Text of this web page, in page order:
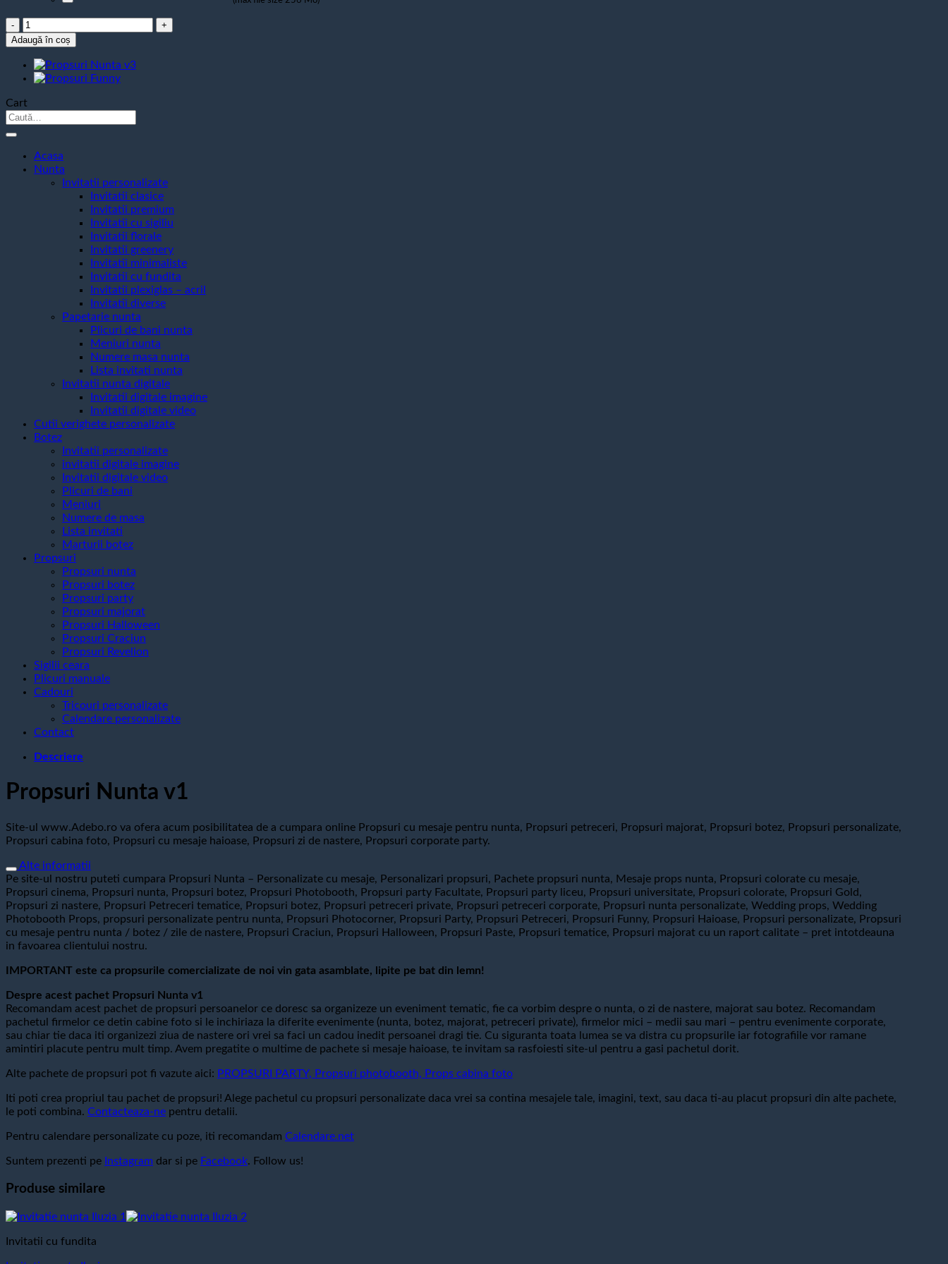
Cantitate
Propsuri
Nunta
v1
Adaugă în coș
Cart
Caută
Acasa
Nunta
Invitatii personalizate
Invitatii clasice
Invitatii premium
Invitatii cu sigiliu
Invitatii florale
Invitatii greenery
Invitatii minimaliste
Invitatii cu fundita
Invitatii plexiglas – acril
Invitatii diverse
Papetarie nunta
Plicuri de bani nunta
Meniuri nunta
Numere masa nunta
Lista invitati nunta
Invitatii nunta digitale
Invitatii digitale imagine
Invitatii digitale video
Cutii verighete personalizate
Botez
Invitatii personalizate
invitatii digitale imagine
Invitatii digitale video
Plicuri de bani
Meniuri
Numere de masa
Lista invitati
Marturii botez
Propsuri
Propsuri nunta
Propsuri botez
Propsuri party
Propsuri majorat
Propsuri Halloween
Propsuri Craciun
Propsuri Revelion
Sigilii ceara
Plicuri manuale
Cadouri
Tricouri personalizate
Calendare personalizate
Contact
Descriere
Propsuri Nunta v1
Site-ul www.Adebo.ro va ofera acum posibilitatea de a cumpara online Propsuri cu mesaje pentru nunta, Propsuri petreceri, Propsuri majorat, Propsuri botez, Propsuri personalizate,
Propsuri cabina foto, Propsuri cu mesaje haioase, Propsuri zi de nastere, Propsuri corporate party.
Alte informatii
Pe site-ul nostru puteti cumpara Propsuri Nunta – Personalizate cu mesaje, Personalizari propsuri, Pachete propsuri nunta, Mesaje props nunta, Propsuri colorate cu mesaje,
Propsuri cinema, Propsuri nunta, Propsuri botez, Propsuri Photobooth, Propsuri party Facultate, Propsuri party liceu, Propsuri universitate, Propsuri colorate, Propsuri Gold,
Propsuri zi nastere, Propsuri Petreceri tematice, Propsuri botez, Propsuri petreceri private, Propsuri petreceri corporate, Propsuri nunta personalizate, Wedding props, Wedding
Photobooth Props, propsuri personalizate pentru nunta, Propsuri Photocorner, Propsuri Party, Propsuri Petreceri, Propsuri Funny, Propsuri Haioase, Propsuri personalizate, Propsuri
cu mesaje pentru nunta / botez / zile de nastere, Propsuri Craciun, Propsuri Halloween, Propsuri Paste, Propsuri tematice, Propsuri majorat cu un raport calitate – pret intotdeauna
in favoarea clientului nostru.
IMPORTANT este ca propsurile comercializate de noi vin gata asamblate, lipite pe bat din lemn!
Despre acest pachet Propsuri Nunta v1
Recomandam acest pachet de propsuri persoanelor ce doresc sa organizeze un eveniment tematic, fie ca vorbim despre o nunta, o zi de nastere, majorat sau botez. Recomandam
pachetul firmelor ce detin cabine foto si le inchiriaza la diferite evenimente (nunta, botez, majorat, petreceri private), firmelor mici – medii sau mari – pentru evenimente corporate,
sau chiar tie daca iti organizezi ziua de nastere ori vrei sa faci un cadou inedit persoanei dragi tie. Cu siguranta toata lumea se va distra cu propsurile iar fotografiile vor ramane
amintiri placute pentru mult timp. Avem pregatite o multime de pachete si mesaje haioase, te invitam sa rasfoiesti site-ul pentru a gasi pachetul dorit.
Alte pachete de propsuri pot fi vazute aici: PROPSURI PARTY, Propsuri photobooth, Props cabina foto
Iti poti crea propriul tau pachet de propsuri! Alege pachetul cu propsuri personalizate daca vrei sa contina mesajele tale, imagini, text, sau daca ti-au placut propsuri din alte pachete,
le poti combina. Contacteaza-ne pentru detalii.
Pentru calendare personalizate cu poze, iti recomandam Calendare.net
Suntem prezenti pe Instagram dar si pe Facebook. Follow us!
Produse similare
Invitatii cu fundita